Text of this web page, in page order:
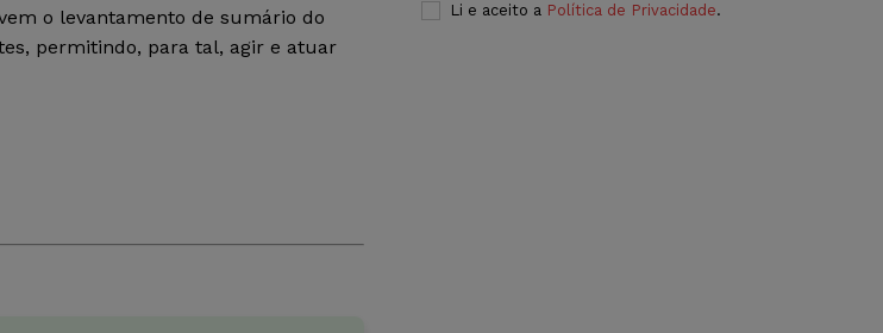
o levantamento de sumário do
permitindo, para tal, agir e atuar
Li e aceito a Política de Privacidade.